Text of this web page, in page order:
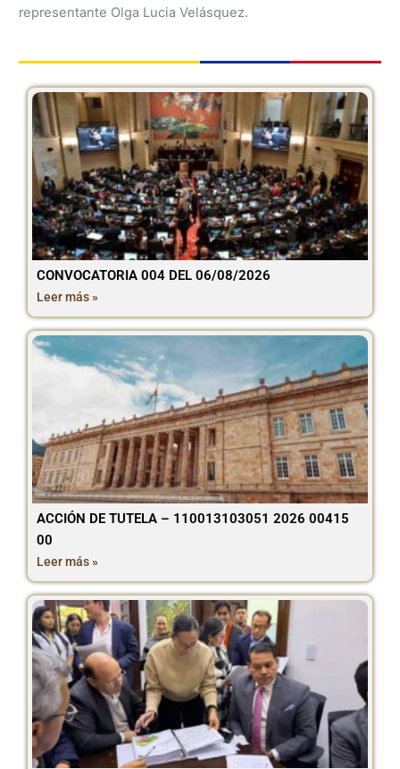
representante Olga Lucia Velásquez.
CONVOCATORIA 004 DEL 06/08/2026
Leer más »
ACCIÓN DE TUTELA – 110013103051 2026 00415
00
Leer más »